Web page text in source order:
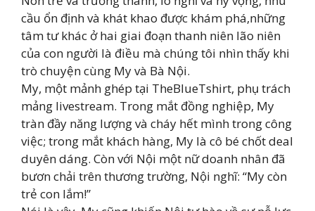
cầu ổn định và khát khao được khám phá,những
tâm tư khác ở hai giai đoạn thanh niên lão niên
của con người là điều mà chúng tôi nhìn thấy khi
trò chuyện cùng My và Bà Nội.
My, một mảnh ghép tại TheBlueTshirt, phụ trách
mảng livestream. Trong mắt đồng nghiệp, My
tràn đầy năng lượng và cháy hết mình trong công
việc; trong mắt khách hàng, My là cô bé chốt deal
duyên dáng. Còn với Nội một nữ doanh nhân đã
bươn chải trên thương trường, Nội nghĩ: “My còn
trẻ con lắm!”